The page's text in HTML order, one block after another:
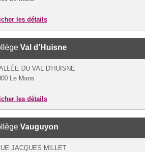
les détails
Val d'Huisne
DU VAL D'HUISNE
Le Mans
les détails
Vauguyon
JACQUES MILLET